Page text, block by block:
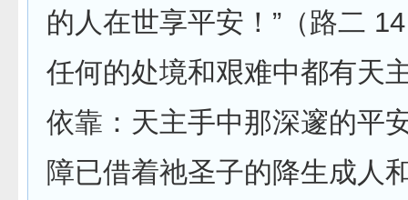
的人在世享平安！”（路二
任何的处境和艰难中都有天
依靠：天主手中那深邃的平
障已借着祂圣子的降生成人